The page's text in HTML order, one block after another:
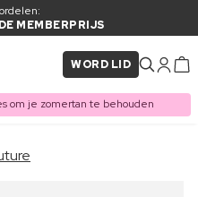
MEMBERPRIJS
WORD LID
om je zomertan te behouden
AAN
met